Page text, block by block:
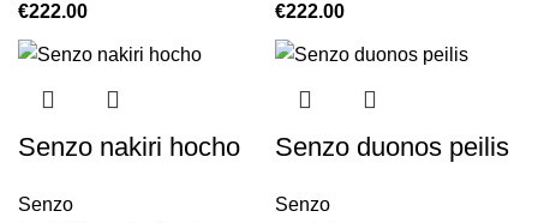
€222.00 €222.00
Senzo nakiri hocho
Senzo
Senzo duonos peilis
Senzo